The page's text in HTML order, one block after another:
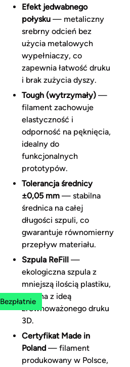
Bezpłatnie
Efekt jedwabnego
połysku— metaliczny
srebrny odcień bez
użycia metalowych
wypełniaczy, co
zapewnia łatwość druku
i brak zużycia dyszy.
Tough (wytrzymały)—
filament zachowuje
elastyczność i
odporność na pęknięcia,
idealny do
funkcjonalnych
prototypów.
Tolerancja średnicy
±0,05 mm— stabilna
średnica na całej
długości szpuli, co
gwarantuje równomierny
przepływ materiału.
Szpula ReFill—
ekologiczna szpula z
mniejszą ilością plastiku,
zgodna z ideą
zrównoważonego druku
3D.
Certyfikat Made in
Poland— filament
produkowany w Polsce,